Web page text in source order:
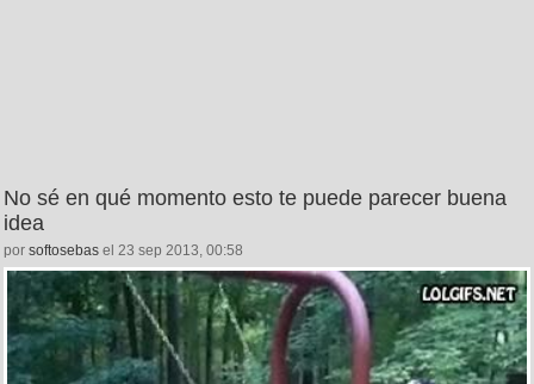
No sé en qué momento esto te puede parecer buena
idea
por softosebas el 23 sep 2013, 00:58